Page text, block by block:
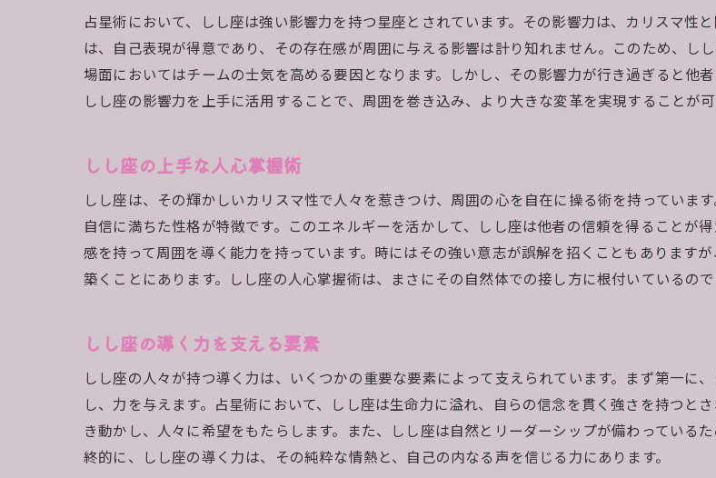
占星術において、しし座は強い影響力を持つ星座とされています。その影響力は、カリスマ性
は、自己表現が得意であり、その存在感が周囲に与える影響は計り知れません。このため、し
場面においてはチームの士気を高める要因となります。しかし、その影響力が行き過ぎると他
しし座の影響力を上手に活用することで、周囲を巻き込み、より大きな変革を実現することが可
しし座の上手な人心掌握術
しし座は、その輝かしいカリスマ性で人々を惹きつけ、周囲の心を自在に操る術を持っていま
自信に満ちた性格が特徴です。このエネルギーを活かして、しし座は他者の信頼を得ることが
感を持って周囲を導く能力を持っています。時にはその強い意志が誤解を招くこともあります
築くことにあります。しし座の人心掌握術は、まさにその自然体での接し方に根付いているので
しし座の導く力を支える要素
しし座の人々が持つ導く力は、いくつかの重要な要素によって支えられています。まず第一に
し、力を与えます。占星術において、しし座は生命力に溢れ、自らの信念を貫く強さを持つと
き動かし、人々に希望をもたらします。また、しし座は自然とリーダーシップが備わっている
終的に、しし座の導く力は、その純粋な情熱と、自己の内なる声を信じる力にあります。